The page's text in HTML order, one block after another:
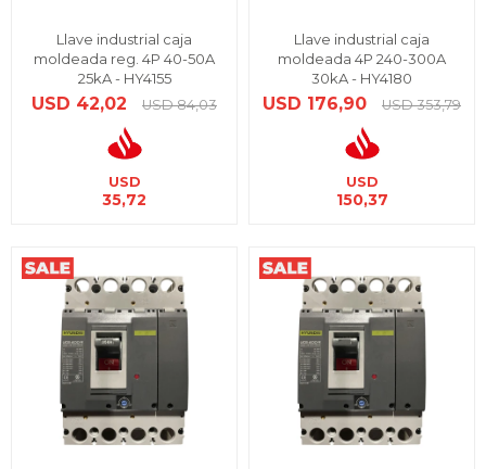
Llave industrial caja
moldeada reg. 4P 40-50A
25kA - HY4155
USD 42,02 USD 84,03
USD
35,72
Llave industrial caja
moldeada 4P 240-300A
30kA - HY4180
USD 176,90 USD 353,79
USD
150,37